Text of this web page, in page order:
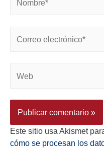
Este sitio usa Akismet
cómo se procesan los